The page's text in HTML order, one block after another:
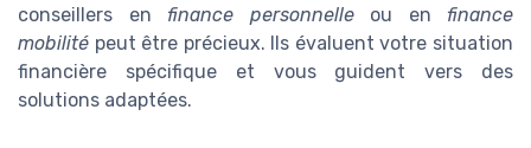
conseillers en finance personnelleou en finance
mobilité peut être précieux. Ils évaluent votre situation
financière spécifique et vous guident vers des
solutions adaptées.